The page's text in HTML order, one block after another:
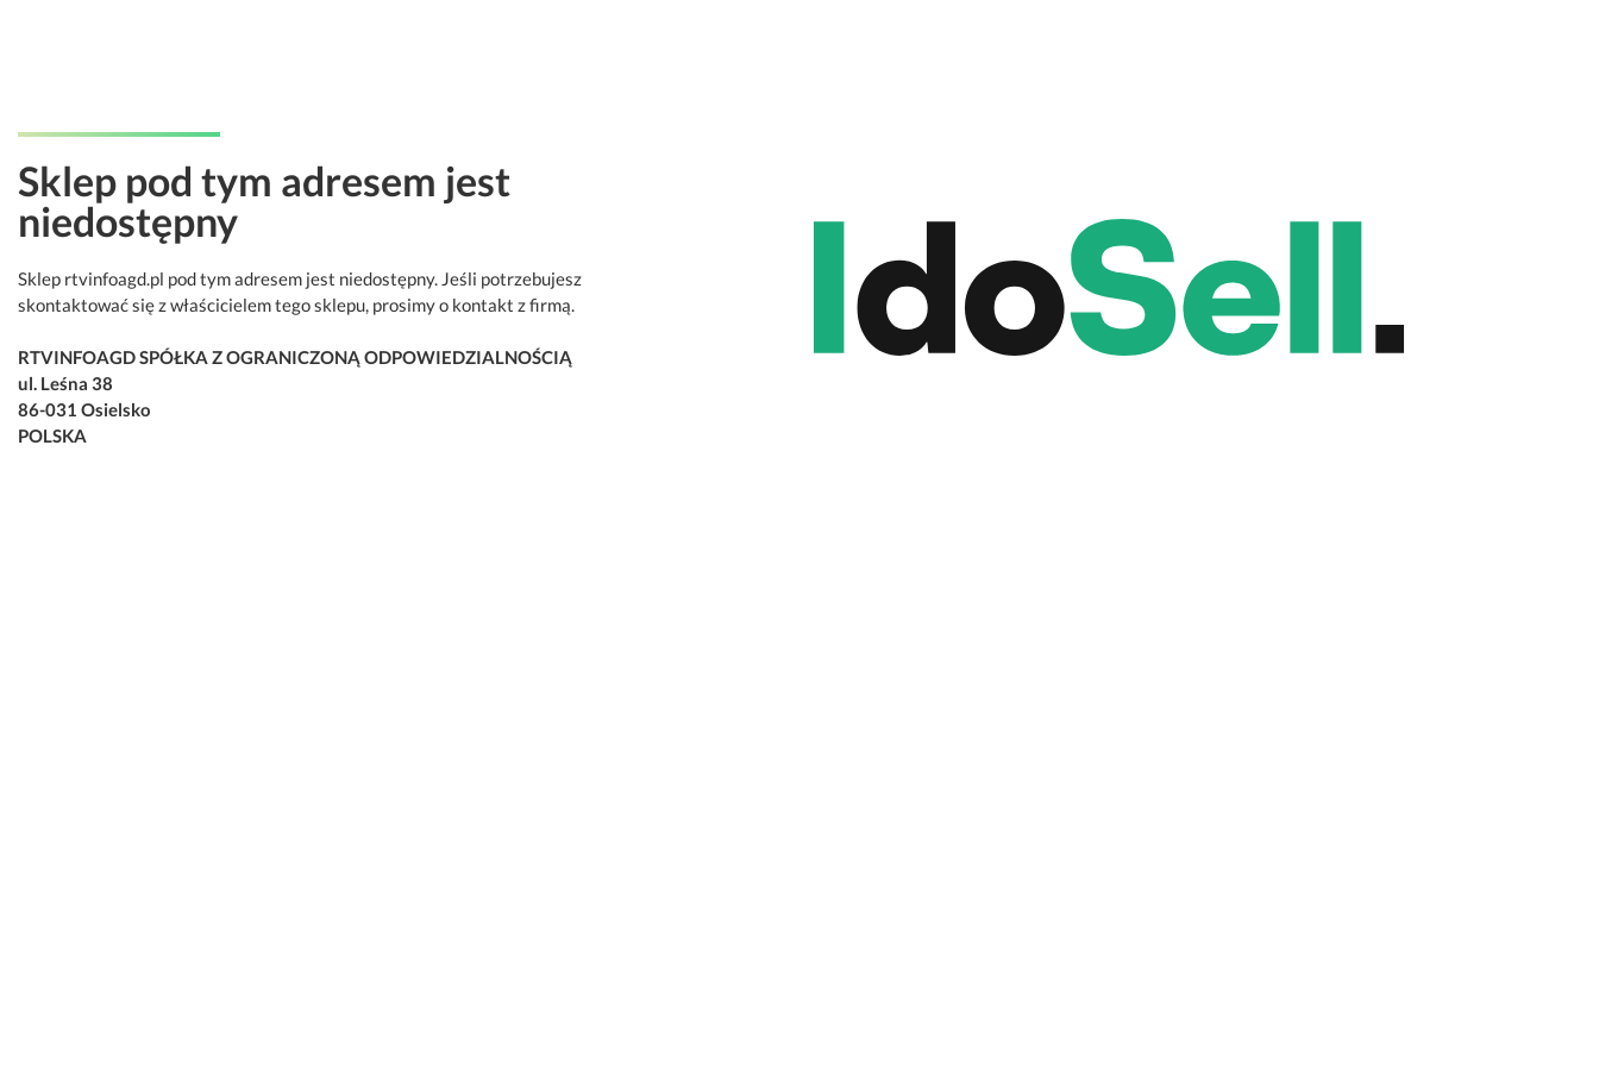
Sklep pod tym adresem jest
niedostępny
Sklep rtvinfoagd.pl pod tym adresem jest niedostępny. Jeśli potrzebujesz
skontaktować się z właścicielem tego sklepu, prosimy o kontakt z firmą.
RTVINFOAGD SPÓŁKA Z OGRANICZONĄ ODPOWIEDZIALNOŚCIĄ
ul. Leśna 38
86-031 Osielsko
POLSKA